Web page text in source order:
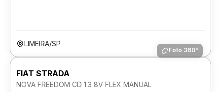
LIMEIRA/SP
Foto 360º
FIAT STRADA
NOVA FREEDOM CD 1.3 8V FLEX MANUAL